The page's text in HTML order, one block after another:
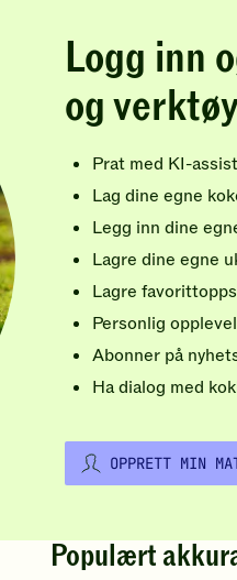
Logg inn
og
Prat med KI-
Lag dine egne
Legg inn dine
Lagre dine egne
Lagre
Personlig
Abonner på
Ha dialog med
OPPRETT MIN
Populært